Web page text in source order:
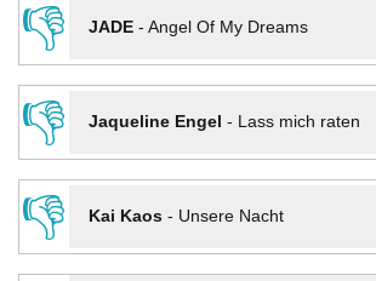
👎
JADE- Angel Of My Dreams
👎
Jaqueline Engel - Lass mich raten
👎
Kai Kaos- Unsere Nacht